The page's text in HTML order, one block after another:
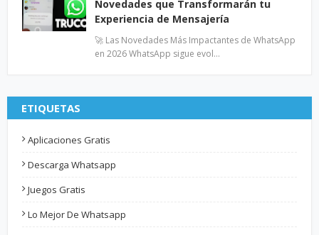
Novedades que Transformarán tu
Experiencia de Mensajería
🚀 Las Novedades Más Impactantes de WhatsApp
en 2026 WhatsApp sigue evol…
ETIQUETAS
Aplicaciones Gratis
Descarga Whatsapp
Juegos Gratis
Lo Mejor De Whatsapp